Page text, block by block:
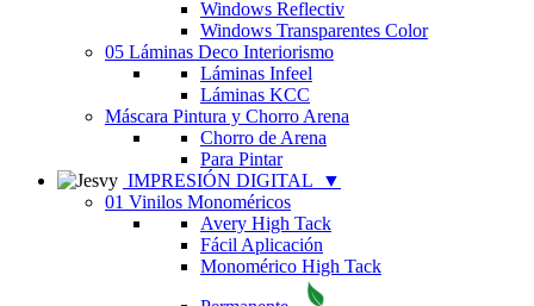
Windows Reflectiv
Windows Transparentes Color
05 Láminas Deco Interiorismo
Láminas Infeel
Láminas KCC
Máscara Pintura y Chorro Arena
Chorro de Arena
Para Pintar
IMPRESIÓN DIGITAL
▼
01 Vinilos Monoméricos
Avery High Tack
Fácil Aplicación
Monomérico High Tack